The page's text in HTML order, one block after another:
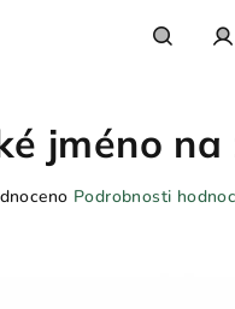
jméno na
Podrobnosti